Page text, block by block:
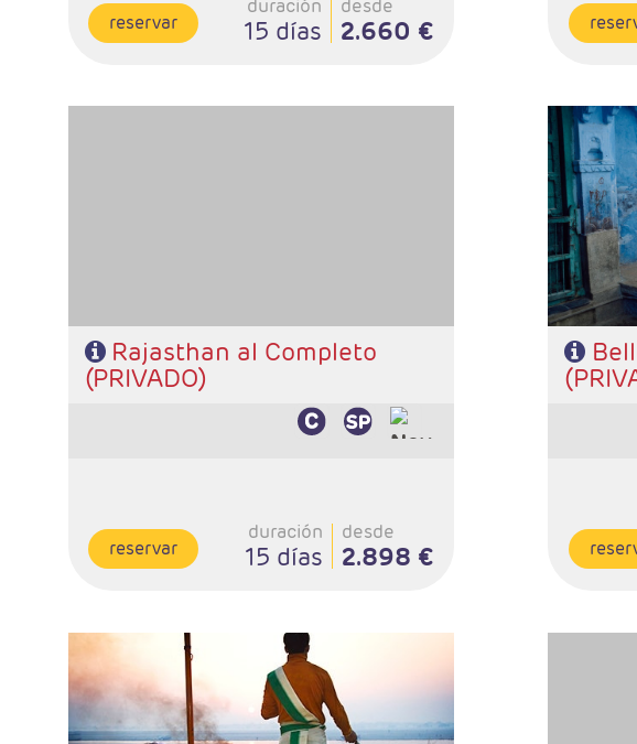
reservar
duración
15 días
desde
2.660 €
Rajasthan al Completo
(PRIVADO)
reservar
duración
15 días
desde
2.898 €
- Salidas:
- Ruta: 1
en
noche en
Varanasi,
-
-
- Salidas: Sábados
- Ruta: 1 noches Delhi, 1 Shekavati, 1 Bikaner, 2
Jaisalmer, 1 Jodhpur, 2 Udaipur, 2 Jaipur, 1 Agra, 2
Benares y 2 Delhi
- Categoría hotelera: PRIMERA o SUPERIOR